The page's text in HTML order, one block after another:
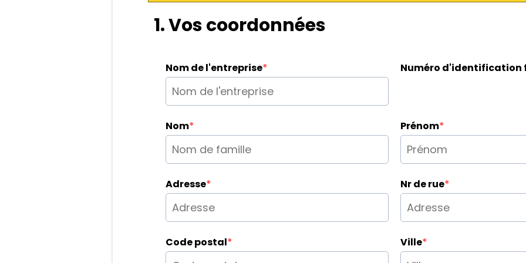
1. Vos coordonnées
Nom de l'entreprise* Numéro d'identification
Nom* Prénom*
Adresse* Nr de rue*
Code postal* Ville*